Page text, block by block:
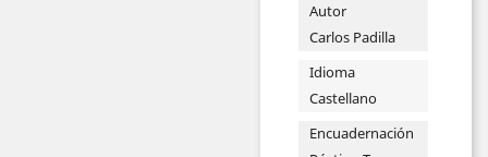
Autor
Carlos Padilla
Idioma
Castellano
Encuadernación